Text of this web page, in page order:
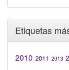
Etiquetas
2010 2011 2013